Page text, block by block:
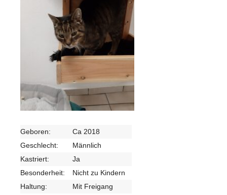
Geboren:
Ca 2018
Geschlecht:
Männlich
Kastriert:
Ja
Besonderheit:
Nicht zu Kindern
Haltung:
Mit Freigang